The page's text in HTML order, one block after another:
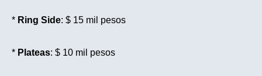
* Ring Side: $ 15 mil pesos
* Plateas: $ 10 mil pesos